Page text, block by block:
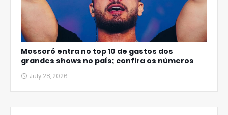
Mossoró entra no top 10 de gastos dos
grandes shows no país; confira os números
July 28, 2026